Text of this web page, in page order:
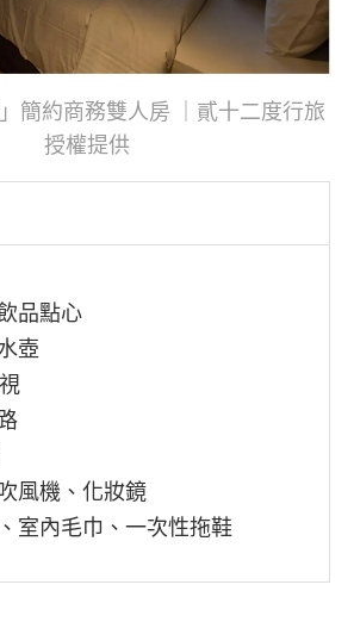
簡約商務雙人房 ｜貳十二度行旅
授權提供
品點心
壺
風機、化妝鏡
室內毛巾、一次性拖鞋